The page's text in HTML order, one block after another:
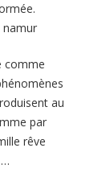
namur
comme
au
par
rêve